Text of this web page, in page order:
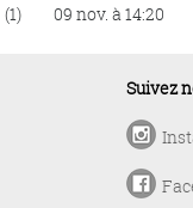
(1) 09 nov. à 14:20
Suivez